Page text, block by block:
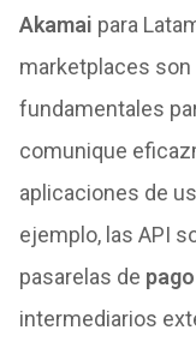
Akamai para
marketplaces son
fundamentales
comunique
aplicaciones de
ejemplo, las API
pasarelas de
intermediarios